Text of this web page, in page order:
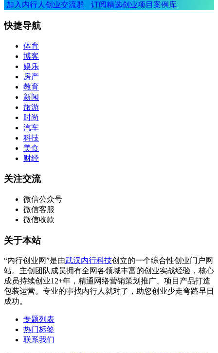
加入内行人创业交流群 订阅精选创业项目案例库
快捷导航
体育
博客
娱乐
房产
教育
新闻
旅游
时尚
汽车
科技
美食
财经
关注交流
微信公众号
微信客服
微信收款
关于本站
“内行创业网”是由武汉内行科技创立的一个综合性创业门户网
站。主创团队成员拥有全网各领域丰富的创业实战经验，核心
成员持续创业12+年，精通网络营销策划推广、项目产品打造
包装运营。专业的事找内行人就对了，助您创业少走弯路早日
成功。
专题列表
热门标签
联系我们